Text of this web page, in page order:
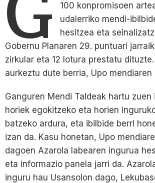
100 konpromisoen
udalerriko mendi-
hesitzea eta
Gobernu Planaren 29. puntuari
zirkular eta 12 lotura prestatu
aurkeztu dute berria, Upo mendiaren
Ganguren Mendi Taldeak hartu zuen
horiek egokitzeko eta horien
batzeko ardura, eta ibilbide berri
izan da. Kasu honetan, Upo
dagoen Azarola labearen ingurua
eta informazio panela jarri da.
inguru hau Usansolon dago,